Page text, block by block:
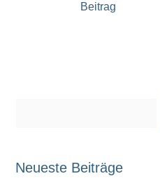
Beitrag
h
Neueste Beiträge